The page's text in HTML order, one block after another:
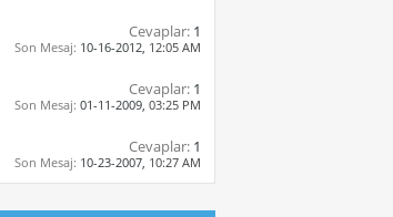
Cevaplar: 1
Son Mesaj: 10-16-2012, 12:05 AM
Cevaplar: 1
Son Mesaj: 01-11-2009, 03:25 PM
Cevaplar: 1
Son Mesaj: 10-23-2007, 10:27 AM